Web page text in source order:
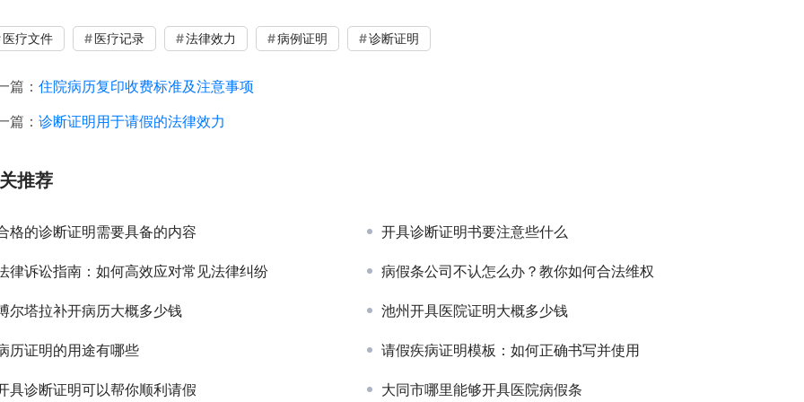
医疗文件 医疗记录 法律效力 病例证明 诊断证明
篇： 住院病历复印收费标准及注意事项
篇： 诊断证明用于请假的法律效力
推荐
格的诊断证明需要具备的内容 开具诊断证明书要注意些什么
律诉讼指南：如何高效应对常见法律纠纷 病假条公司不认怎么办？教你如何合法维权
尔塔拉补开病历大概多少钱 池州开具医院证明大概多少钱
历证明的用途有哪些 请假疾病证明模板：如何正确书写并使用
具诊断证明可以帮你顺利请假 大同市哪里能够开具医院病假条